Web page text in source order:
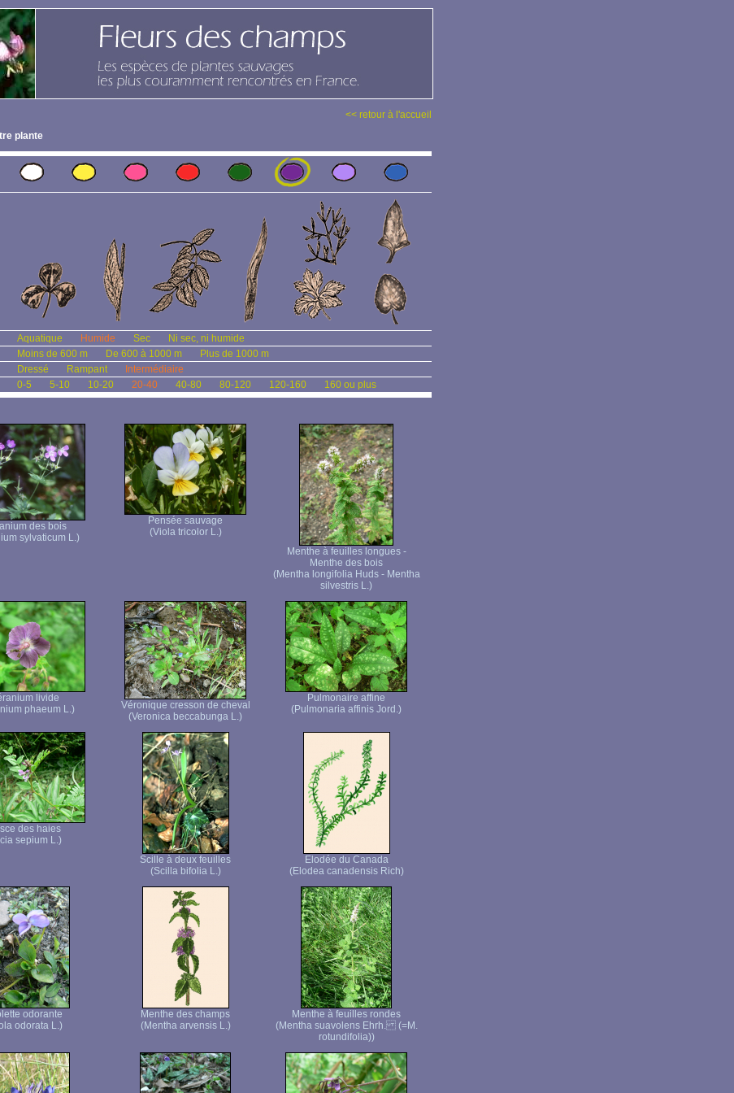
<< retour à l'accueil
plante
Aquatique Humide Sec
Ni sec, ni humide
Moins de 600 m De 600 à 1000 m
Plus de 1000 m
Dressé Rampant
Intermédiaire
0-5 5-10 10-20 20-40 40-80 80-120 120-160 160 ou plus
des bois
sylvaticum L.)
Pensée sauvage
(Viola tricolor L.)
Menthe à feuilles longues -
Menthe des bois
(Mentha longifolia Huds - Mentha
silvestris L.)
livide
phaeum L.)
Véronique cresson de cheval
(Veronica beccabunga L.)
Pulmonaire affine
(Pulmonaria affinis Jord.)
des haies
sepium L.)
Scille à deux feuilles
(Scilla bifolia L.)
Elodée du Canada
(Elodea canadensis Rich)
odorante
odorata L.)
Menthe des champs
(Mentha arvensis L.)
Menthe à feuilles rondes
(Mentha suavolens Ehrh. (=M.
rotundifolia))